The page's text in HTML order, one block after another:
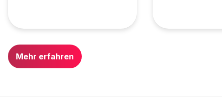
Mehr erfahren